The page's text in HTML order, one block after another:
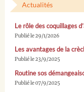
Actualités
Le rôle des coquillages
Publié le 29/1/2026
Les avantages de la
Publié le 23/9/2025
Routine sos
Publié le 07/9/2025